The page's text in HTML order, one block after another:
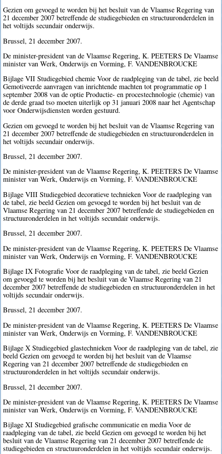
Gezien om gevoegd te worden bij het besluit van de Vlaamse Regering van
21 december 2007 betreffende de studiegebieden en structuuronderdelen in
het voltijds secundair onderwijs.
Brussel, 21 december 2007.
De minister-president van de Vlaamse Regering, K. PEETERS De Vlaamse
minister van Werk, Onderwijs en Vorming, F. VANDENBROUCKE
Bijlage VII Studiegebied chemie Voor de raadpleging van de tabel, zie beeld
Gemotiveerde aanvragen van inrichtende machten tot programmatie op 1
september 2008 van de optie Productie- en procestechnologie (chemie) van
de derde graad tso moeten uiterlijk op 31 januari 2008 naar het Agentschap
voor Onderwijsdiensten worden gestuurd.
Gezien om gevoegd te worden bij het besluit van de Vlaamse Regering van
21 december 2007 betreffende de studiegebieden en structuuronderdelen in
het voltijds secundair onderwijs.
Brussel, 21 december 2007.
De minister-president van de Vlaamse Regering, K. PEETERS De Vlaamse
minister van Werk, Onderwijs en Vorming, F. VANDENBROUCKE
Bijlage VIII Studiegebied decoratieve technieken Voor de raadpleging van
de tabel, zie beeld Gezien om gevoegd te worden bij het besluit van de
Vlaamse Regering van 21 december 2007 betreffende de studiegebieden en
structuuronderdelen in het voltijds secundair onderwijs.
Brussel, 21 december 2007.
De minister-president van de Vlaamse Regering, K. PEETERS De Vlaamse
minister van Werk, Onderwijs en Vorming, F. VANDENBROUCKE
Bijlage IX Fotografie Voor de raadpleging van de tabel, zie beeld Gezien
om gevoegd te worden bij het besluit van de Vlaamse Regering van 21
december 2007 betreffende de studiegebieden en structuuronderdelen in het
voltijds secundair onderwijs.
Brussel, 21 december 2007.
De minister-president van de Vlaamse Regering, K. PEETERS De Vlaamse
minister van Werk, Onderwijs en Vorming, F. VANDENBROUCKE
Bijlage X Studiegebied glastechnieken Voor de raadpleging van de tabel, zie
beeld Gezien om gevoegd te worden bij het besluit van de Vlaamse
Regering van 21 december 2007 betreffende de studiegebieden en
structuuronderdelen in het voltijds secundair onderwijs.
Brussel, 21 december 2007.
De minister-president van de Vlaamse Regering, K. PEETERS De Vlaamse
minister van Werk, Onderwijs en Vorming, F. VANDENBROUCKE
Bijlage XI Studiegebied grafische communicatie en media Voor de
raadpleging van de tabel, zie beeld Gezien om gevoegd te worden bij het
besluit van de Vlaamse Regering van 21 december 2007 betreffende de
studiegebieden en structuuronderdelen in het voltijds secundair onderwijs.